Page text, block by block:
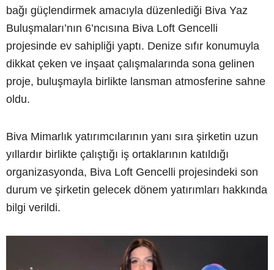
bağı güçlendirmek amacıyla düzenlediği Biva Yaz
Buluşmaları’nın 6’ncısına Biva Loft Gencelli
projesinde ev sahipliği yaptı. Denize sıfır konumuyla
dikkat çeken ve inşaat çalışmalarında sona gelinen
proje, buluşmayla birlikte lansman atmosferine sahne
oldu.
Biva Mimarlık yatırımcılarının yanı sıra şirketin uzun
yıllardır birlikte çalıştığı iş ortaklarının katıldığı
organizasyonda, Biva Loft Gencelli projesindeki son
durum ve şirketin gelecek dönem yatırımları hakkında
bilgi verildi.